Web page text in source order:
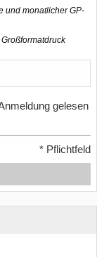
und monatlicher GP-
gelesen
* Pflichtfeld